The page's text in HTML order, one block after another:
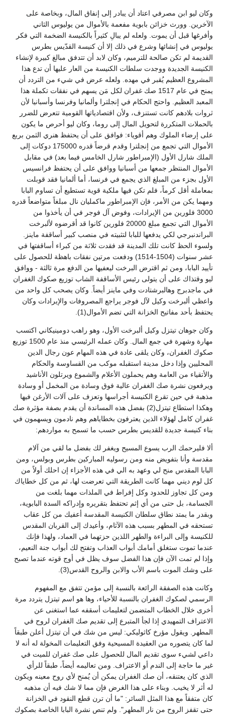
وكان ليو ابن مصرفي اعتاد أن يبادر إلى إنفاق المال، وبخاصة على
الآخرين. وورث خزائن بابوية مفعمة بالأموال من يوليوس الثاني
وأفرغها قبل أن يموت. ولعله لم يبالِ كثيراً بالكنيسة الضخمة التي فكر
يوليوس في إنشائها وشرع في ذلك إلا أن كنيسة القدّيس بطرس
القديمة لم تكن صالحة للترميم، وكان لابد أن تتدفق مبالغ كبيرة لإنشاء
الكنيسة الجديدة ووجدت سلطات الكنيسة من العار عليها أن تدع هذا
المشروع العظيم يُقبر في مهده. ولعله عرض في شيء من التردد أن
يمنح في عام 1517 صك غفران لكل مَن يسهم في نفقات تكملة هذا
المعبد العظيم. واحتج الحكام في إنجلترا وألمانيا وفرنسا وأسبانيا لأن
ثروات بلادهم كانت تستنزف، ولأن اقتصادياتها القومية تتعرض للضرر
بالحملات المتكررة لتحويل المال إلى روما، وكان ليو أحرص ما يكون
على إرضاء الملوك وهم أقوياء: فوافق على أن يحتفظ هنري الثمن بربع
الأموال التي تجمع من إنجلترا وقدم قرضاً قدره 175000 دوكات إلى
الملك شارل الأول (الإمبراطور شارل الخامس فيما بعد) في مقابل
الأموال المنتظر جمعها من أسبانيا ووافق على أن يحتفظ فرانسيس
الأول بجزء من المبلغ الذي يجمع في فرنسا، أما ألمانيا فقد قوبلت
بمعاملة أقل كرماً، فلم تكن فيها ملكية قوية تستطيع أن تساوم البابا
ومهما يكن من الأمر، فإن الإمبراطور ماكمليان نال مبلغاً متواضعاً قدره
3000 فلورين من الإيرادات، وفوض آل فوجر في أن يأخذوا من
الأموال التي تجمع مبلغ 20000 فلورين كانوا قد أقرضوه لألبرخت
البراندنبرجي لكي يدفعها للبابا لتثبيته في منصب كبير أساقفة ماينز.
ولسوء الحظ كانت تلك المدينة قد فقدت ثلاثة من كبراء أساقفتها في
عشر سنوات (1504-1514) ودفعت مرتين نفقات باهظة للحصول على
تأييد البابا، ومن ثم اقترض البرخت ليعفيها من الدفع مرة ثالثة - ووافق
ليو وقتذاك على أن يتولى رئيس الأساقفة الشاب توزيع صكوك الغفران
في ماجدبرج وهالبرشتادت وفي ماينز أيضاً. وكان يصحب كل واحد من
واعظي ألبرخت وكيل لآل فوجر يراجع المصروفات والإيرادات وكان
يحتفظ بأحد مفاتيح الخزانة التي تضم الأموال(1).
وكان جوهان تيتزل وكيل ألبرخت الأول، وهو راهب دومينيكاني اكتسب
مهارة وشهرة في جمع المال. وكان عمله الرئيسي منذ عام 1500 توزيع
صكوك الغفران، وكان يلقى عادة في هذه المهام عون رجال الدين
المحليين وإذا دخل مدينة استقبله موكب من القساوسة والحكام
والأتقياء من العامة وهم يحملون الأعلام والشموع ويرتلون الأناشيد
ويرفعون نشرة صك الغفران عالية فوق وسادة من المخمل أو وسادة
مذهبة في حين تقرع الكنيسة أجراسها وتعزف على آلات الأرغن فيها
وهكذا استطاع تيتزل(2) بفضل هذه المساندة أن يقدم بصفة مؤثرة صك
غفران كامل لهؤلاء الذين يعترفون بخطاياهم وهم نادمون ويسهمون في
بناء كنيسة جديدة للقديس بطرس حسب ما تسمح به مواردهم:
ألا فليرحمك الرب يسوع المسيح ويغفر لك بفضل ما لقي من آلام
مقدسة وأنا بتفويض منه ومن رسوليه المباركين بطرس وبولس، ومن
البابا المقدس منح لي وعهد به الي في هذه الأجزاء إن احلك أولاً من
كل لوم ديني مهما كانت الطريقة التي تعرضت لها، ثم من كل خطاياك
ومن كل تجاوز للحدود وكل إفراط في الملذات مهما بلغت من
الجسامة، بل حتى من أي إثم تحتفظ بتقريره وإدراكه السدة البابوية،
وبقدر ما يمتد نطاق سلطان الكنيسة المقدسة أعفيك من كل عقاب
تستحقه في المطهر بسبب هذه الآثام، وأعيدك إلى القربان المقدس
للكنيسة وإلى البراءة والطهر اللذين حزتهما في العماد، ولهذا فإنك
عندما تموت ستغلق أمامك أبواب العذاب وتفتح لك أبواب جنة النعيم،
وإذا لم تمت الآن فإن هذا الفضل سوف يظل في أوج قوته عندما تصبح
على وشك الموت باسم الأب والابن والروح القدس(3).
وكانت هذه الصفقة الرائعة بالنسبة إلى مؤمن تتفق مع المفهوم
الرسمي لصكوك الغفران بالنسبة للأحياء، وها هو اسم تيتزل يتردد مرة
أخرى خلال الخطاب المتضمن لتعليمات أسقفه عما استغنى عن
الاعتراف التمهيدي إذا لجأ المتبرع إلى تقديم صك الغفران لروح في
المطهر. ويقول مؤرخ كاثوليكي: ليس من شك في أن تيتزل أعلن طبقاً
لما كان يتصوره من العقيدة المسيحية وفق التعليمات المخولة له أنه لا
داعي لشيء سوى تقديم المال للحصول على صك غفران للميت في
غير ما حاجة إلى الندم أو الاعتراف. ومن تعاليمه أيضاً، طبقاً للرأي
الذي كان يعتنقه، أن صك الغفران يمكن أن يُمنح لأي روح معينه ويكون
له أثر لا يخيب. وبناء على هذا الغرض فإن مما لا شك فيه أن مذهبه
كان متفقاً مع هذا المثل السائر: "ما أن ترن قطع النقود في الخزانة
حتى تقفز الروح من نار المطهر". ولم تنص نشرة البابا الخاصة بصكوك